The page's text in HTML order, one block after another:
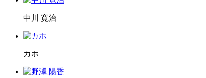
中川 寛治
カホ